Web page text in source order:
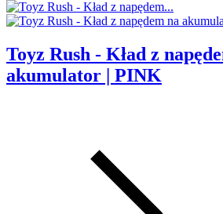
Toyz Rush - Kład z
akumulator | PINK